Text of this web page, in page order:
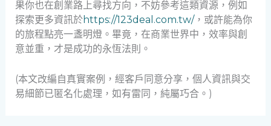
果你也在創業路上尋找方向，不妨參考這類資源，例如
探索更多資訊於https://123deal.com.tw/，或許能為你
的旅程點亮一盞明燈。畢竟，在商業世界中，效率與創
意並重，才是成功的永恆法則。
(本文改編自真實案例，經客戶同意分享，個人資訊與交
易細節已匿名化處理，如有雷同，純屬巧合。)